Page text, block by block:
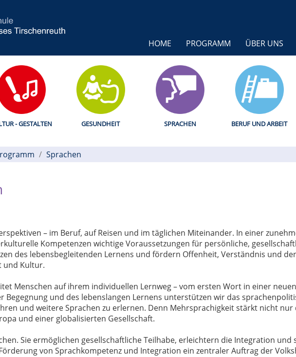
HOME PROGRAMM ÜBER UNS
- GESTALTEN GESUNDHEIT SPRACHEN BERUF UND ARBEIT
Sprachen
– im Beruf, auf Reisen und im täglichen Miteinander. In einer
Kompetenzen wichtige Voraussetzungen für persönliche,
des lebensbegleitenden Lernens und fördern Offenheit, Verständnis und
und Kultur.
Menschen auf ihrem individuellen Lernweg – vom ersten Wort in einer
Begegnung und des lebenslangen Lernens unterstützen wir das
und weitere Sprachen zu erlernen. Denn Mehrsprachigkeit stärkt nicht
und einer globalisierten Gesellschaft.
Sie ermöglichen gesellschaftliche Teilhabe, erleichtern die Integration und
von Sprachkompetenz und Integration ein zentraler Auftrag der